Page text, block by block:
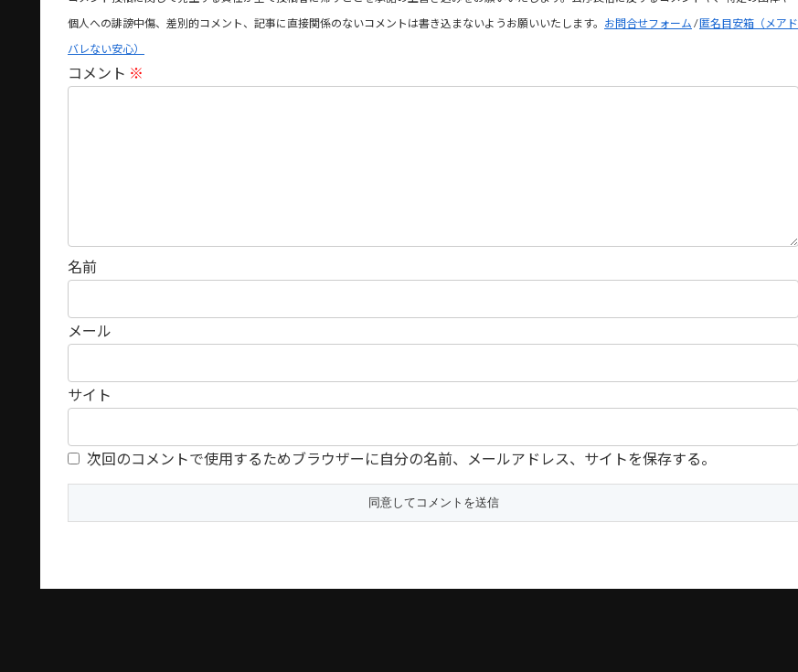
個人への誹謗中傷、差別的コメント、記事に直接関係のないコメントは書き込まないようお願いいたします。 お問合せフォーム /匿名目安箱（メアド
バレない安心）
コメント ※
名前
メール
サイト
次回のコメントで使用するためブラウザーに自分の名前、メールアドレス、サイトを保存する。